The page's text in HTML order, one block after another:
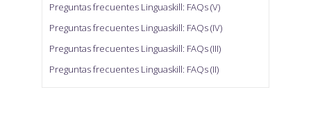
Preguntas frecuentes Linguaskill: FAQs (V)
Preguntas frecuentes Linguaskill: FAQs (IV)
Preguntas frecuentes Linguaskill: FAQs (III)
Preguntas frecuentes Linguaskill: FAQs (II)